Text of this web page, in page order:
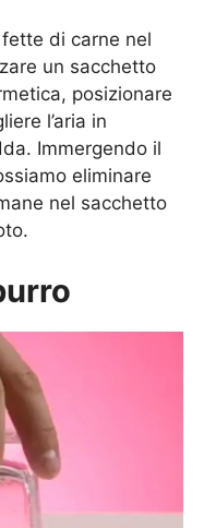
di carne nel
un sacchetto
posizionare
l’aria in
Immergendo il
eliminare
nel sacchetto